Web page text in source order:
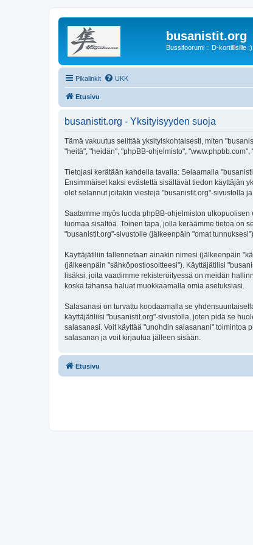
busanistit.org
Bussifoorumi :: D-kortillisille ;)
Pikalinkit UKK
Etusivu
busanistit.org - Yksityisyyden suoja
Tämä vakuutus selittää yksityiskohtaisesti, miten
"heitä", "heidän", "phpBB-ohjelmisto",
Tietojasi kerätään kahdella tavalla: Selaamalla
Ensimmäiset kaksi evästettä sisältävät tiedon käyttäjän
olet selannut joitakin viestejä "busanistit.org"-sivustolla
Saatamme myös luoda phpBB-ohjelmiston
luomaa sisältöä. Toinen tapa, jolla keräämme tietoa on
"busanistit.org"-sivustolle (jälkeenpäin "omat
Käyttäjätiliin tallennetaan ainakin nimesi (jälkeenpäin
(jälkeenpäin "sähköpostiosoitteesi"). Käyttäjätilisi
lisäksi, joita vaadimme rekisteröityessä on meidän
koska tahansa haluat muokkaamalla omia asetuksiasi.
Salasanasi on turvattu koodaamalla se
käyttäjätiliisi "busanistit.org"-sivustolla, joten pidä se
salasanasi. Voit käyttää "unohdin salasanani" toimintoa
salasanan ja voit kirjautua jälleen sisään.
Etusivu